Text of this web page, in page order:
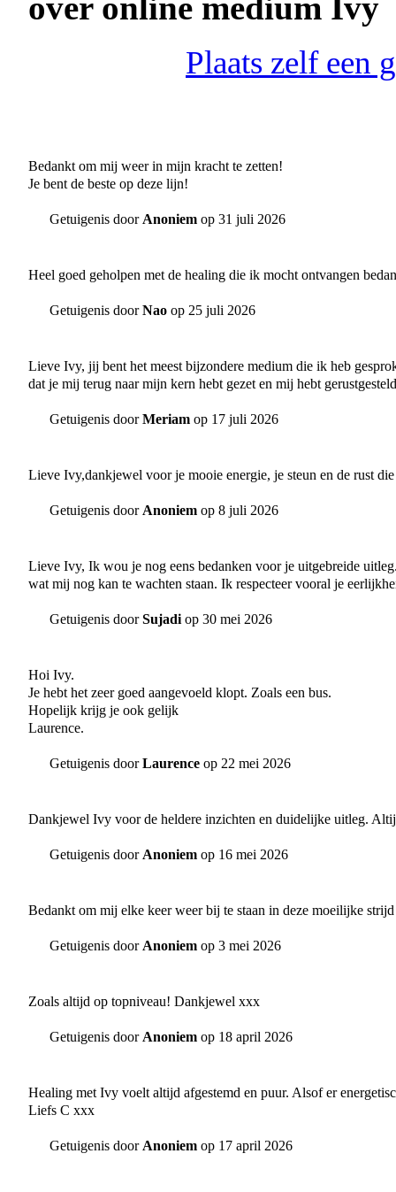
Plaats zelf een
Bedankt om mij weer in mijn kracht te zetten!
Je bent de beste op deze lijn!
Getuigenis doorAnoniem op 31 juli 2026
Heel goed geholpen met de healing die ik mocht ontvangen
Getuigenis doorNao op 25 juli 2026
Lieve Ivy, jij bent het meest bijzondere medium die ik heb
dat je mij terug naar mijn kern hebt gezet en mij hebt
Getuigenis doorMeriam op 17 juli 2026
Lieve Ivy,dankjewel voor je mooie energie, je steun en de rust
Getuigenis doorAnoniem op 8 juli 2026
Lieve Ivy, Ik wou je nog eens bedanken voor je uitgebreide
wat mij nog kan te wachten staan. Ik respecteer vooral je
Getuigenis doorSujadiop 30 mei 2026
Hoi Ivy.
Je hebt het zeer goed aangevoeld klopt. Zoals een bus.
Hopelijk krijg je ook gelijk
Laurence.
Getuigenis doorLaurence op 22 mei 2026
Dankjewel Ivy voor de heldere inzichten en duidelijke uitleg.
Getuigenis doorAnoniem op 16 mei 2026
Bedankt om mij elke keer weer bij te staan in deze moeilijke
Getuigenis doorAnoniem op 3 mei 2026
Zoals altijd op topniveau! Dankjewel xxx
Getuigenis doorAnoniem op 18 april 2026
Healing met Ivy voelt altijd afgestemd en puur. Alsof er
Liefs C xxx
Getuigenis doorAnoniem op 17 april 2026